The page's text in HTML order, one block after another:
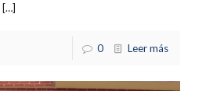
[…]
0 Leer más